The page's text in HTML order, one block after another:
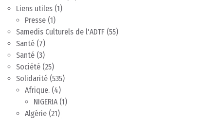
Liens utiles (1)
Presse (1)
Samedis Culturels de l'ADTF (55)
Santé (7)
Santé (3)
Société (25)
Solidarité (535)
Afrique. (4)
NIGERIA(1)
Algérie (21)